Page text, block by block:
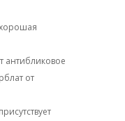
антибликовое
от